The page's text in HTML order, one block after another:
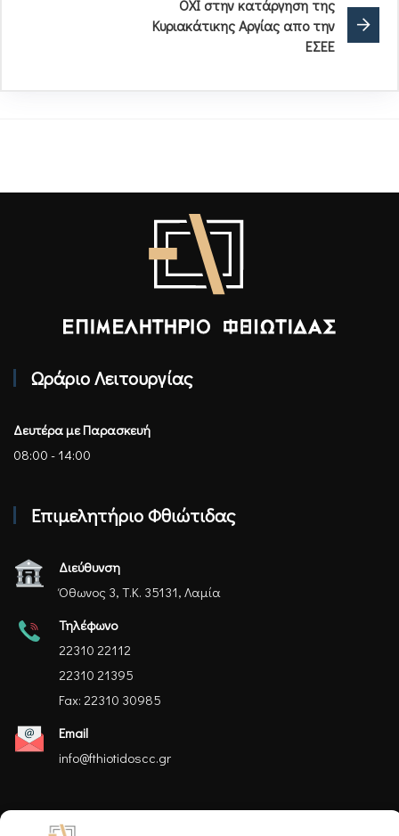
ΟΧΙ στην κατάργηση της
Κυριακάτικης Αργίας απο την
ΕΣΕΕ
Ωράριο Λειτουργίας
Δευτέρα με Παρασκευή
08:00 - 14:00
Επιμελητήριο Φθιώτιδας
Διεύθυνση
Όθωνος 3, Τ.Κ. 35131, Λαμία
Τηλέφωνο
22310 22112
22310 21395
Fax: 22310 30985
Email
info@fthiotidoscc.gr
Ακολουθήστε μας